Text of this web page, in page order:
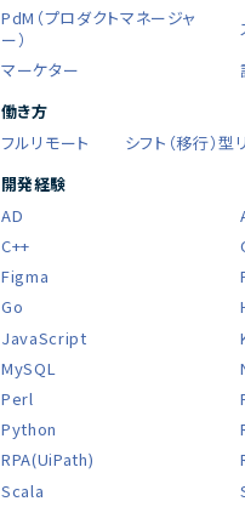
PdM（プロダクトマネージャ
ー）
マーケター
働き方
フルリモート
シフト（移行）型
開発経験
AD
C++
Figma
Go
JavaScript
MySQL
Perl
Python
RPA(UiPath)
Scala